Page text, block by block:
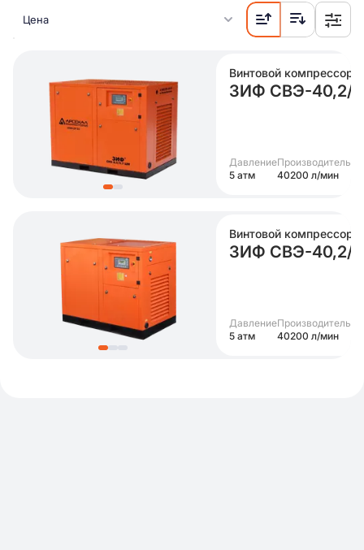
Цена
Винтовой компрессор
ЗИФ СВЭ-40,2/
Давление
5 атм
40200 л/мин
Винтовой компрессор
ЗИФ СВЭ-40,2/
Давление
5 атм
40200 л/мин